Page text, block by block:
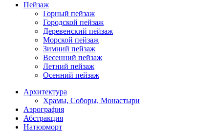
Пейзаж
Горный пейзаж
Городской пейзаж
Деревенский пейзаж
Морской пейзаж
Зимний пейзаж
Весенний пейзаж
Летний пейзаж
Осенний пейзаж
Архитектура
Храмы, Соборы, Монастыри
Аэрография
Абстракция
Натюрморт